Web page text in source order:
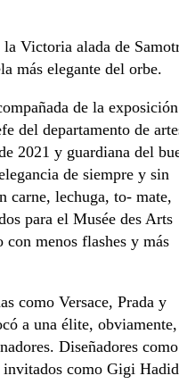
Victoria alada de
más elegante del orbe.
de la
del departamento de
2021 y guardiana del
de siempre y sin
carne, lechuga, to- mate,
para el Musée des Arts
menos flashes y más
como Versace, Prada y
a una élite,
Diseñadores como
como Gigi